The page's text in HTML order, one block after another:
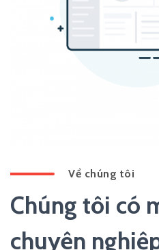
Về chúng tôi
Chúng tôi có
chuyên